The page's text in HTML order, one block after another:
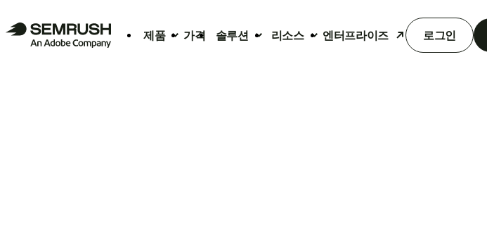
제품 가격 솔루션 리소스 엔터프라이즈 로그인